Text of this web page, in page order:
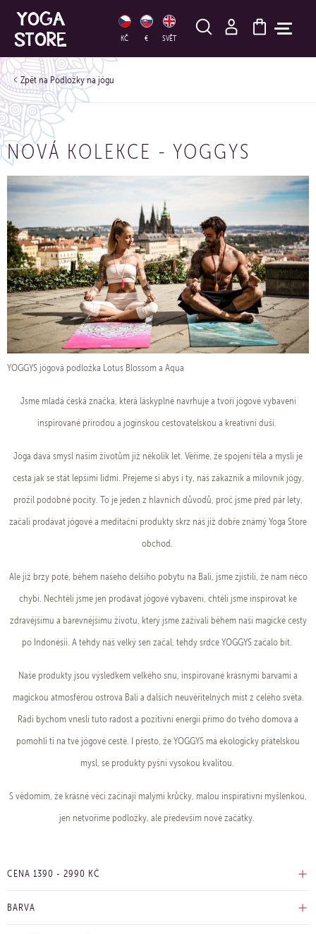
KČ € SVĚT
HLEDAT
Podložky na jógu
NOVÁ KOLEKCE - YOGGYS
YOGGYS jógová podložka Lotus Blossom a Aqua
Jsme mladá česká značka, která láskyplně navrhuje a tvoří jógové vybavení
inspirované přírodou a jogínskou cestovatelskou a kreativní duší.
Jóga dává smysl našim životům již několik let. Věříme, že spojení těla a mysli je
cesta jak se stát lepšími lidmi. Přejeme si abys i ty, náš zákazník a milovník jógy,
prožil podobné pocity. To je jeden z hlavních důvodů, proč jsme před pár lety,
začali prodávat jógové a meditační produkty skrz náš již dobře známý Yoga Store
obchod.
Ale již brzy poté, během našeho delšího pobytu na Bali, jsme zjistili, že nám něco
chybí. Nechtěli jsme jen prodávat jógové vybavení, chtěli jsme inspirovat ke
zdravějšímu a barevnějšímu životu, který jsme zažívali během naší magické cesty
po Indonésii. A tehdy náš velký sen začal, tehdy srdce YOGGYS začalo bít.
Naše produkty jsou výsledkem velkého snu, inspirované krásnými barvami a
magickou atmosférou ostrova Bali a dalších neuvěřitelných míst z celého světa.
Rádi bychom vnesli tuto radost a pozitivní energii přímo do tvého domova a
pomohli ti na tvé jógové cestě. I přesto, že YOGGYS má ekologicky přátelskou
mysl, se produkty pyšní vysokou kvalitou.
S vědomím, že krásné věci začínají malými krůčky, malou inspirativní myšlenkou,
jen netvoříme podložky, ale především nové začátky.
CENA 1390 - 2990 KČ
BARVA